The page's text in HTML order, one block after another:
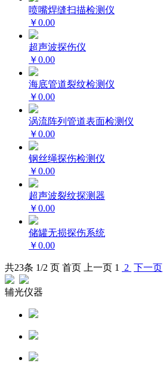
喷嘴焊缝扫描检测仪
￥0.00
超声波探伤仪
￥0.00
海底管道裂纹检测仪
￥0.00
涡流阵列管道表面检测仪
￥0.00
钢丝绳探伤检测仪
￥0.00
超声波裂纹探测器
￥0.00
储罐无损探伤系统
￥0.00
共23条 1/2 页 首页 上一页 1 2 下一页
辅光仪器